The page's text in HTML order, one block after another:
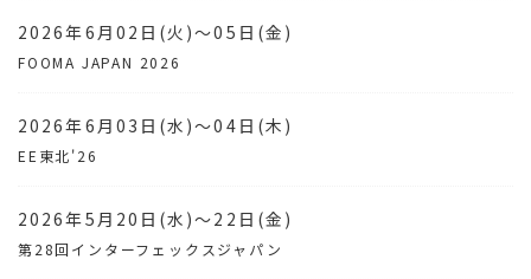
2026年6月02日(火)～05日(金)
FOOMA JAPAN 2026
2026年6月03日(水)～04日(木)
EE東北'26
2026年5月20日(水)～22日(金)
第28回インターフェックスジャパン